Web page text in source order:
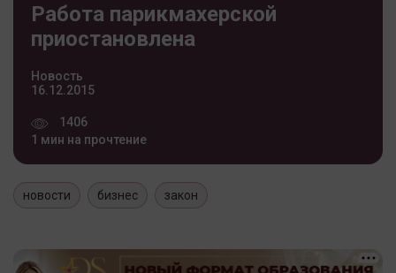
Работа парикмахерской
приостановлена
Новость
16.12.2015
1406
1 мин на прочтение
новости бизнес закон